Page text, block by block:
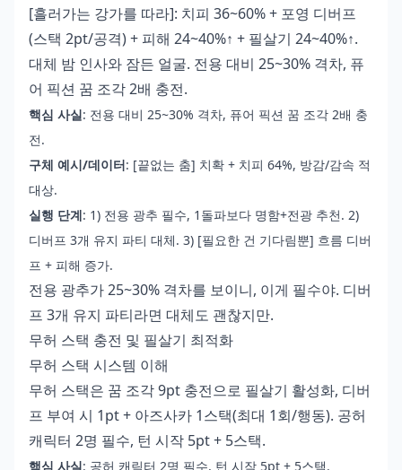
[흘러가는 강가를 따라]: 치피 36~60% + 포영 디버프
(스택 2pt/공격) + 피해 24~40%↑ + 필살기 24~40%↑.
대체 밤 인사와 잠든 얼굴. 전용 대비 25~30% 격차, 퓨
어 픽션 꿈 조각 2배 충전.
핵심 사실: 전용 대비 25~30% 격차, 퓨어 픽션 꿈 조각 2배 충
전.
구체 예시/데이터: [끝없는 춤] 치확 + 치피 64%, 방감/감속 적
대상.
실행 단계: 1) 전용 광추 필수, 1돌파보다 명함+전광 추천. 2)
디버프 3개 유지 파티 대체. 3) [필요한 건 기다림뿐] 흐름 디버
프 + 피해 증가.
전용 광추가 25~30% 격차를 보이니, 이게 필수야. 디버
프 3개 유지 파티라면 대체도 괜찮지만.
무허 스택 충전 및 필살기 최적화
무허 스택 시스템 이해
무허 스택은 꿈 조각 9pt 충전으로 필살기 활성화, 디버
프 부여 시 1pt + 아즈사카 1스택(최대 1회/행동). 공허
캐릭터 2명 필수, 턴 시작 5pt + 5스택.
핵심 사실: 공허 캐릭터 2명 필수, 턴 시작 5pt + 5스택.